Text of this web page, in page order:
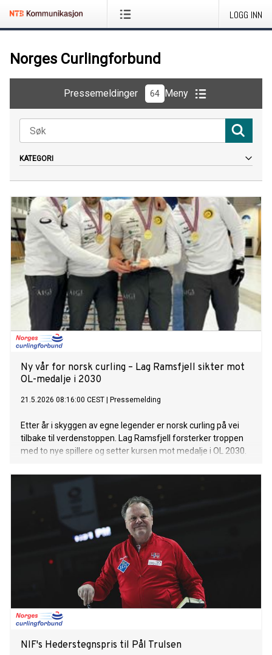
LOGG INN
Norges Curlingforbund
Pressemeldinger 64 Meny
KATEGORI
Alt
Pressemelding
Ny vår for norsk curling – Lag Ramsfjell sikter mot
OL-medalje i 2030
21.5.2026 08:16:00 CEST Pressemelding
Etter år i skyggen av egne legender er norsk curling på vei
tilbake til verdenstoppen. Lag Ramsfjell forsterker troppen
med to nye spillere og setter kursen mot medalje i OL 2030.
NIF's Hederstegnspris til Pål Trulsen